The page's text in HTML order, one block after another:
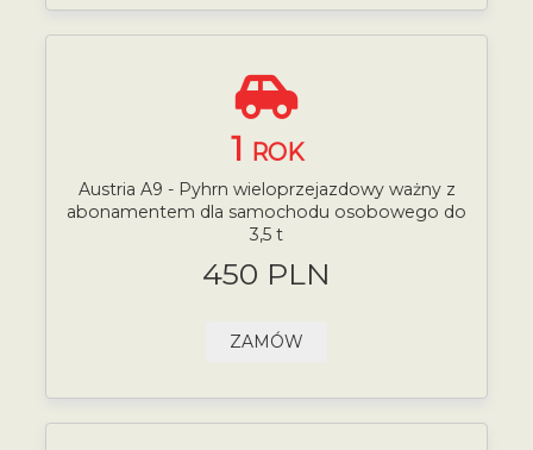
1 ROK
Austria A9 - Pyhrn wieloprzejazdowy ważny z
abonamentem dla samochodu osobowego do
3,5 t
450 PLN
ZAMÓW